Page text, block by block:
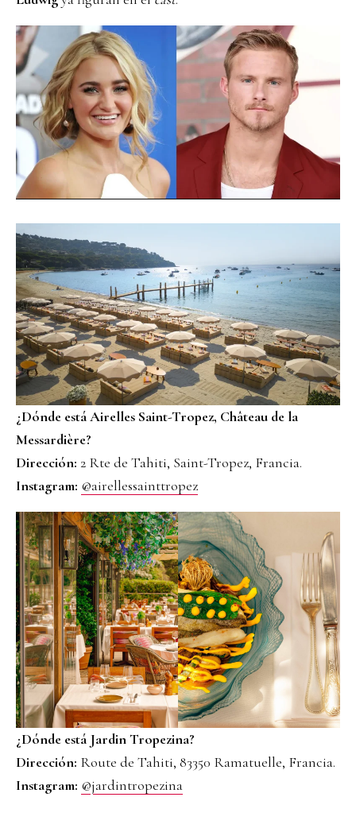
¿Dónde está Airelles Saint-Tropez, Château de la
Messardière?
Dirección: 2 Rte de Tahiti, Saint-Tropez, Francia.
Instagram: @airellessainttropez
¿Dónde está Jardin Tropezina?
Dirección: Route de Tahiti, 83350 Ramatuelle, Francia.
Instagram: @jardintropezina